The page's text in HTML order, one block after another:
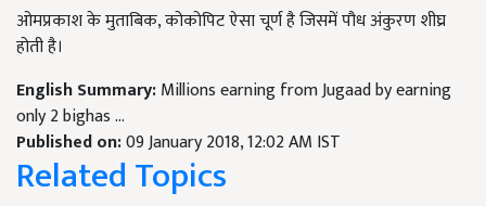
ओमप्रकाश के मुताबिक, कोकोपिट ऐसा चूर्ण है जिसमें पौध अंकुरण शीघ्र
होती है।
English Summary:Millions earning from Jugaad by earning
only 2 bighas ...
Published on:09 January 2018, 12:02 AM IST
Related Topics